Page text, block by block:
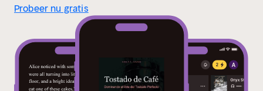
aroma y el sabor de su café. Para este libro, hemos
apostado por tecnologías innovadoras, incluyendo
Inteligencia Artificial y soluciones de software a
medida. Estas nos apoyaron en numerosos pasos del
proceso: la búsqueda de ideas y la investigación, la
redacción y la edición, el control de calidad, así como
Probeer nu gratis